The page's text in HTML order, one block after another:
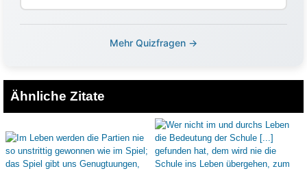
Mehr Quizfragen →
Ähnliche Zitate